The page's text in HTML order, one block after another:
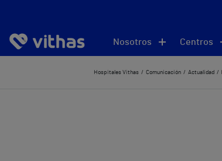
Nosotros Centros
Hospitales Vithas Comunicación Actualidad